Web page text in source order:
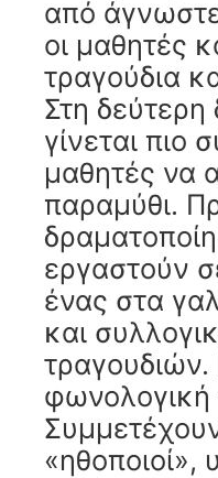
από
οι μαθητές
τραγούδια
Στη δεύτερη
γίνεται πιο
μαθητές να
παραμύθι.
εργαστούν
ένας στα
και
φωνολογική
«ηθοποιοί»,